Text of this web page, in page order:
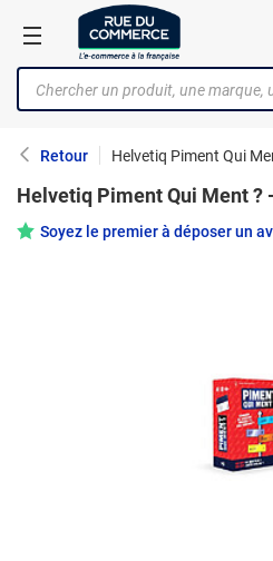
Retour Helvetiq Piment Qui
Helvetiq Piment Qui Ment ?
Soyez le premier à déposer un